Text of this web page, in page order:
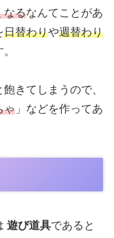
なるなんてことがあ
日替わりや週替わり
きてしまうので、
ゃ 」などを作ってあ
遊び道具であると